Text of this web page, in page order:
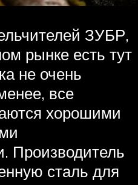
ЗУБР,
рынке есть тут
не очень
все
хорошими
Производитель
сталь для